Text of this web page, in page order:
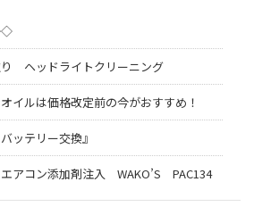
ヘッドライトクリーニング
イルは価格改定前の今がおすすめ！
ッテリー交換』
コン添加剤注入 WAKO’S PAC134